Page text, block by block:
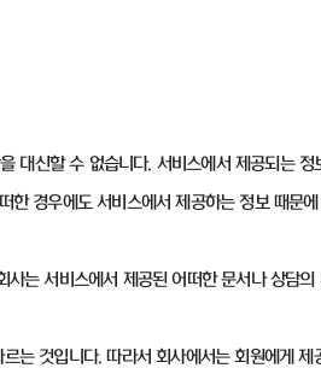
대신할 수 없습니다. 서비스에서 제공되는 정
경우에도 서비스에서 제공하는 정보 때문
는 서비스에서 제공된 어떠한 문서나 상담
는 것입니다. 따라서 회사에서는 회원에게 제